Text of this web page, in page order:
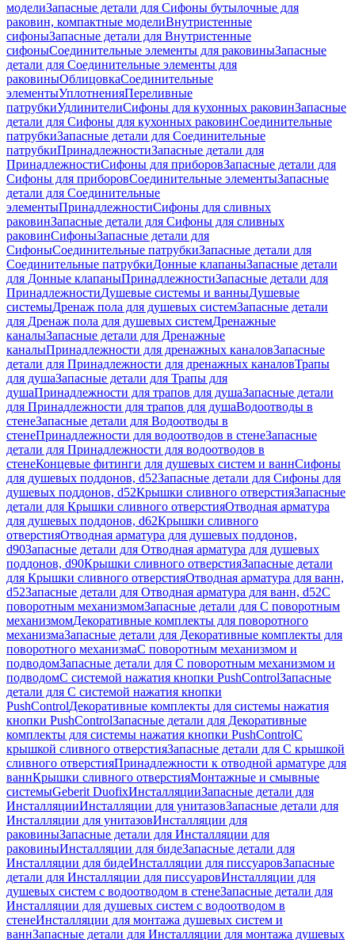
моделиЗапасные детали для Сифоны бутылочные для
раковин, компактные моделиВнутристенные
сифоныЗапасные детали для Внутристенные
сифоныСоединительные элементы для раковиныЗапасные
детали для Соединительные элементы для
раковиныОблицовкаСоединительные
элементыУплотненияПереливные
патрубкиУдлинителиСифоны для кухонных раковинЗапасные
детали для Сифоны для кухонных раковинСоединительные
патрубкиЗапасные детали для Соединительные
патрубкиПринадлежностиЗапасные детали для
ПринадлежностиСифоны для приборовЗапасные детали для
Сифоны для приборовСоединительные элементыЗапасные
детали для Соединительные
элементыПринадлежностиСифоны для сливных
раковинЗапасные детали для Сифоны для сливных
раковинСифоныЗапасные детали для
СифоныСоединительные патрубкиЗапасные детали для
Соединительные патрубкиДонные клапаныЗапасные детали
для Донные клапаныПринадлежностиЗапасные детали для
ПринадлежностиДушевые системы и ванныДушевые
системыДренаж пола для душевых системЗапасные детали
для Дренаж пола для душевых системДренажные
каналыЗапасные детали для Дренажные
каналыПринадлежности для дренажных каналовЗапасные
детали для Принадлежности для дренажных каналовТрапы
для душаЗапасные детали для Трапы для
душаПринадлежности для трапов для душаЗапасные детали
для Принадлежности для трапов для душаВодоотводы в
стенеЗапасные детали для Водоотводы в
стенеПринадлежности для водоотводов в стенеЗапасные
детали для Принадлежности для водоотводов в
стенеКонцевые фитинги для душевых систем и ваннСифоны
для душевых поддонов, d52Запасные детали для Сифоны для
душевых поддонов, d52Крышки сливного отверстияЗапасные
детали для Крышки сливного отверстияОтводная арматура
для душевых поддонов, d62Крышки сливного
отверстияОтводная арматура для душевых поддонов,
d90Запасные детали для Отводная арматура для душевых
поддонов, d90Крышки сливного отверстияЗапасные детали
для Крышки сливного отверстияОтводная арматура для ванн,
d52Запасные детали для Отводная арматура для ванн, d52С
поворотным механизмомЗапасные детали для С поворотным
механизмомДекоративные комплекты для поворотного
механизмаЗапасные детали для Декоративные комплекты для
поворотного механизмаС поворотным механизмом и
подводомЗапасные детали для С поворотным механизмом и
подводомС системой нажатия кнопки PushControlЗапасные
детали для С системой нажатия кнопки
PushControlДекоративные комплекты для системы нажатия
кнопки PushControlЗапасные детали для Декоративные
комплекты для системы нажатия кнопки PushControlС
крышкой сливного отверстияЗапасные детали для С крышкой
сливного отверстияПринадлежности к отводной арматуре для
ваннКрышки сливного отверстияМонтажные и смывные
системыGeberit DuofixИнсталляцииЗапасные детали для
ИнсталляцииИнсталляции для унитазовЗапасные детали для
Инсталляции для унитазовИнсталляции для
раковиныЗапасные детали для Инсталляции для
раковиныИнсталляции для бидеЗапасные детали для
Инсталляции для бидеИнсталляции для писсуаровЗапасные
детали для Инсталляции для писсуаровИнсталляции для
душевых систем с водоотводом в стенеЗапасные детали для
Инсталляции для душевых систем с водоотводом в
стенеИнсталляции для монтажа душевых систем и
ваннЗапасные детали для Инсталляции для монтажа душевых